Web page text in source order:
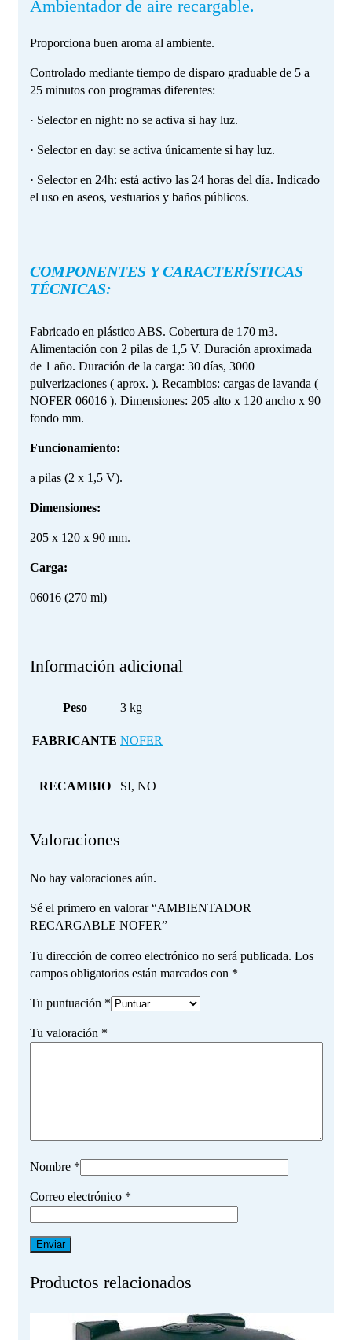
Ambientador de aire recargable.
Proporciona buen aroma al ambiente.
Controlado mediante tiempo de disparo graduable de 5 a
25 minutos con programas diferentes:
· Selector en night: no se activa si hay luz.
· Selector en day: se activa únicamente si hay luz.
· Selector en 24h: está activo las 24 horas del día. Indicado
el uso en aseos, vestuarios y baños públicos.
COMPONENTES Y CARACTERÍSTICAS
TÉCNICAS:
Fabricado en plástico ABS. Cobertura de 170 m3.
Alimentación con 2 pilas de 1,5 V. Duración aproximada
de 1 año. Duración de la carga: 30 días, 3000
pulverizaciones ( aprox. ). Recambios: cargas de lavanda (
NOFER 06016 ). Dimensiones: 205 alto x 120 ancho x 90
fondo mm.
Funcionamiento:
a pilas (2 x 1,5 V).
Dimensiones:
205 x 120 x 90 mm.
Carga:
06016 (270 ml)
Información adicional
Peso 3 kg
FABRICANTE NOFER
RECAMBIO SI, NO
Valoraciones
No hay valoraciones aún.
Sé el primero en valorar “AMBIENTADOR
RECARGABLE NOFER”
Tu dirección de correo electrónico no será publicada. Los
campos obligatorios están marcados con *
Tu puntuación *
Tu valoración *
Nombre *
Correo electrónico *
Productos relacionados